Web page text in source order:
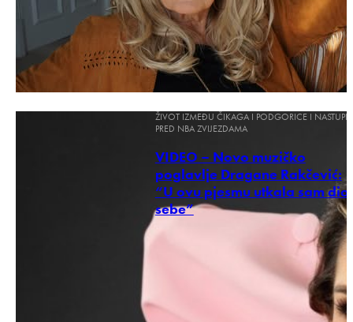
ŽIVOT IZMEĐU ČIKAGA I PODGORICE I NASTUPI
PRED NBA ZVIJEZDAMA
VIDEO – Novo muzičko
poglavlje Dragane Rakčević:
“U ovu pjesmu utkala sam dio
sebe”